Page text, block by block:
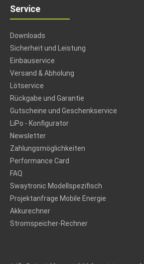
Service
Downloads
Sicherheit und Leistung
Einbauservice
Versand & Abholung
Lötservice
Rückgabe und Garantie
Gutscheine und Geschenkservice
LiPo - Konfigurator
Newsletter
Zahlungsmöglichkeiten
Performance Card
FAQ
Swaytronic Modellspezifisch
Projektanfrage Mobile Energie
Akkurechner
Stromspeicher-Rechner